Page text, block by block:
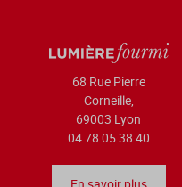
68 Rue Pierre
Corneille,
69003 Lyon
04 78 05 38 40